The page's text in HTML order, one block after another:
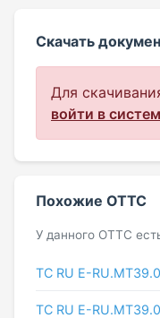
Скачать
Для
войти в
Похожие ОТТС
У данного ОТТС
ТС RU Е-
ТС RU Е-